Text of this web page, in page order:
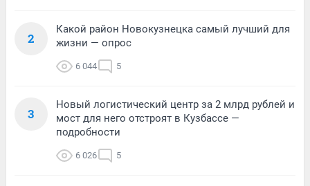
2
Какой район Новокузнецка самый лучший для
жизни — опрос
6 044 5
3
Новый логистический центр за 2 млрд рублей и
мост для него отстроят в Кузбассе —
подробности
6 026 5